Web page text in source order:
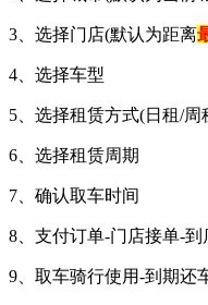
3、选择门店(默认为距离
4、选择车型
5、选择租赁方式(日租/周
6、选择租赁周期
7、确认取车时间
8、支付订单-门店接单-到
9、取车骑行使用-到期还